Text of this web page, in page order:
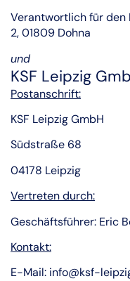
Verantwortlich für
2, 01809 Dohna
und
KSF Leipzig
Postanschrift:
KSF Leipzig GmbH
Südstraße 68
04178 Leipzig
Vertreten durch:
Geschäftsführer: Eric
Kontakt:
E-Mail: info@ksf-